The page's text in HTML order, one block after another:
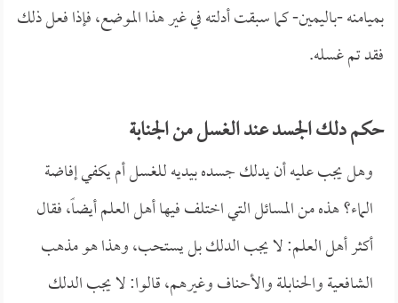
بميامنه -باليمين- كما سبقت أدلته في غير هذا الموضع، فإذا فعل ذلك
فقد تم غسله.
حكم دلك الجسد عند الغسل من الجنابة
وهل يجب عليه أن يدلك جسده بيديه للغسل أم يكفي إفاضة
الماء؟ هذه من المسائل التي اختلف فيها أهل العلم أيضاً، فقال
أكثر أهل العلم: لا يجب الدلك بل يستحب، وهذا هو مذهب
الشافعية والحنابلة والأحناف وغيرهم، قالوا: لا يجب الدلك